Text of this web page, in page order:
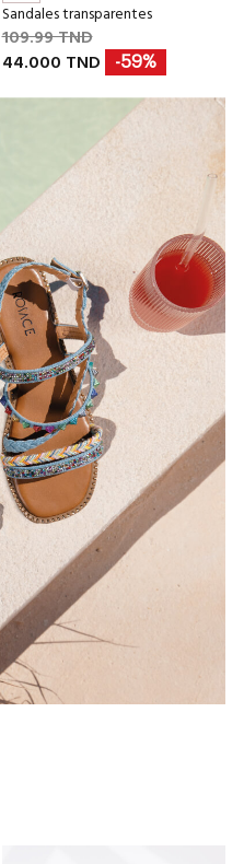
Sandales transparentes
109.99 TND
44.000 TND
-59%